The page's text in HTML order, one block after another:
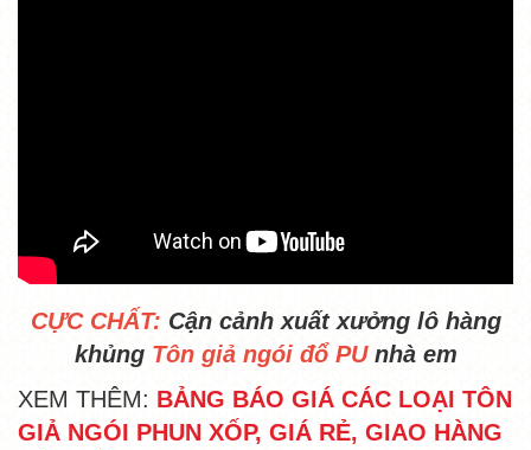
CỰC CHẤT: Cận cảnh xuất xưởng lô hàng
khủngTôn giả ngói đổ PUnhà em
XEM THÊM: BẢNG BÁO GIÁ CÁC LOẠI TÔN
GIẢ NGÓI PHUN XỐP, GIÁ RẺ, GIAO HÀNG